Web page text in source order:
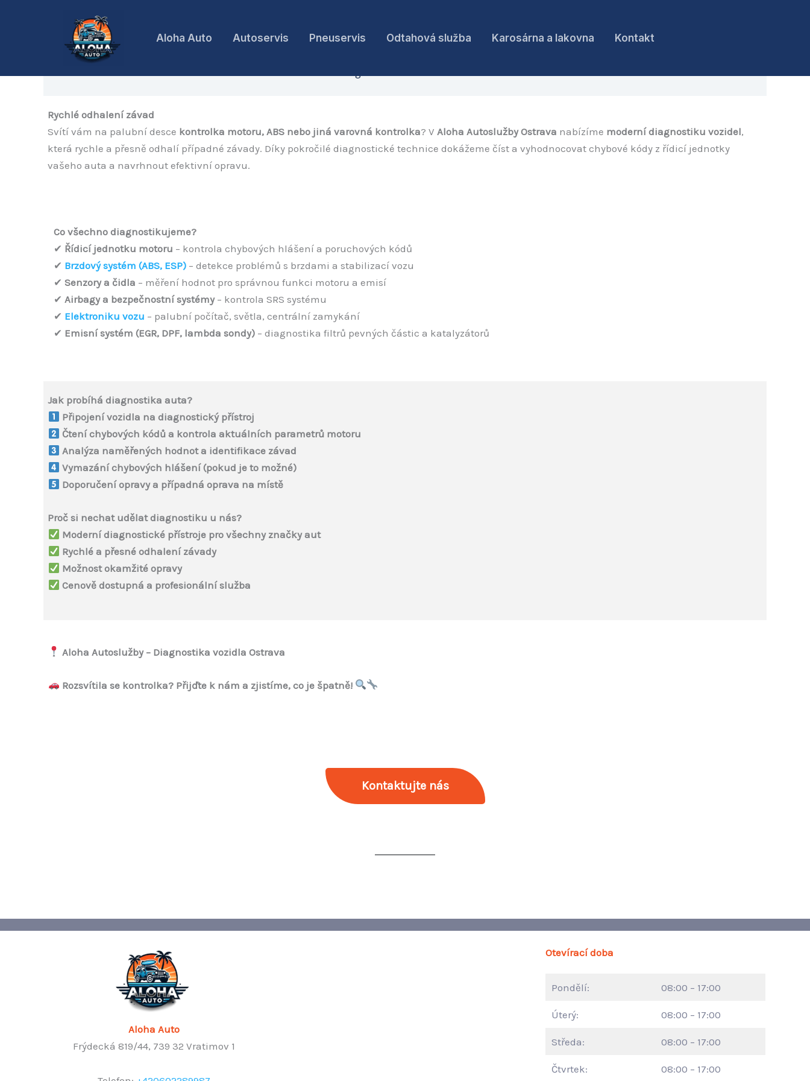
Aloha Auto Autoservis Pneuservis Odtahová služba Karosárna a lakovna Kontakt
Rychlé odhalení závad
Svítí vám na palubní desce kontrolka motoru, ABS nebo jiná varovná kontrolka? VAloha Autoslužby Ostrava nabízíme moderní diagnostiku vozidel,
která rychle a přesně odhalí případné závady. Díky pokročilé diagnostické technice dokážeme číst a vyhodnocovat chybové kódy z řídicí jednotky
vašeho auta a navrhnout efektivní opravu.
Co všechno diagnostikujeme?
✔ Řídicí jednotku motoru – kontrola chybových hlášení a poruchových kódů
✔ Brzdový systém (ABS, ESP) – detekce problémů s brzdami a stabilizací vozu
✔ Senzory a čidla – měření hodnot pro správnou funkci motoru a emisí
✔ Airbagy a bezpečnostní systémy– kontrola SRS systému
✔ Elektroniku vozu – palubní počítač, světla, centrální zamykání
✔ Emisní systém (EGR, DPF, lambda sondy) – diagnostika filtrů pevných částic a katalyzátorů
Jak probíhá diagnostika auta?
Připojení vozidla na diagnostický přístroj
Čtení chybových kódů a kontrola aktuálních parametrů motoru
Analýza naměřených hodnot a identifikace závad
Vymazání chybových hlášení (pokud je to možné)
Doporučení opravy a případná oprava na místě
Proč si nechat udělat diagnostiku u nás?
Moderní diagnostické přístroje pro všechny značky aut
Rychlé a přesné odhalení závady
Možnost okamžité opravy
Cenově dostupná a profesionální služba
Aloha Autoslužby – Diagnostika vozidla Ostrava
Rozsvítila se kontrolka? Přijďte k nám a zjistíme, co je špatně!
Kontaktujte nás
Aloha Auto
Frýdecká 819/44, 739 32 Vratimov 1
Otevírací doba
Pondělí: 08:00 – 17:00
Úterý: 08:00 – 17:00
Středa: 08:00 – 17:00
Čtvrtek: 08:00 – 17:00